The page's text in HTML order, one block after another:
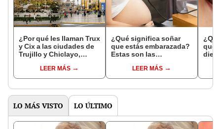
¿Por qué les llaman Trux
y Cix a las ciudades de
Trujillo y Chiclayo,
LEER MÁS
¿Qué significa soñar
que estás embarazada?
Estas son las
comunesLEER MÁS
que
LO MÁS VISTO LO ÚLTIMO